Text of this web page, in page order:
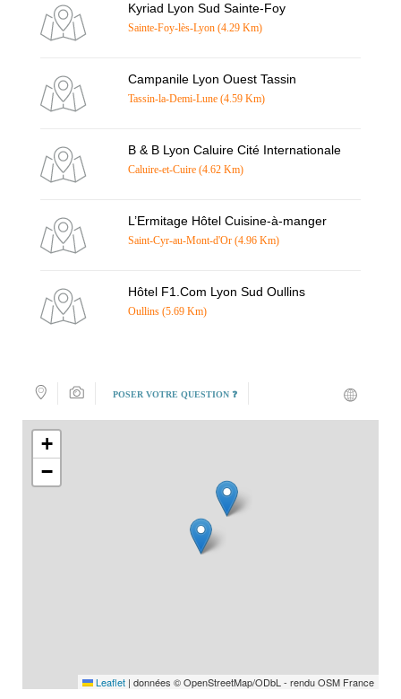
Kyriad Lyon Sud Sainte-Foy
Sainte-Foy-lès-Lyon (4.29 Km)
Campanile Lyon Ouest Tassin
Tassin-la-Demi-Lune (4.59 Km)
B & B Lyon Caluire Cité Internationale
Caluire-et-Cuire (4.62 Km)
L’Ermitage Hôtel Cuisine-à-manger
Saint-Cyr-au-Mont-d'Or (4.96 Km)
Hôtel F1.Com Lyon Sud Oullins
Oullins (5.69 Km)
POSER VOTRE QUESTION ❓
+
−
Leaflet | données © OpenStreetMap/ODbL - rendu OSM France